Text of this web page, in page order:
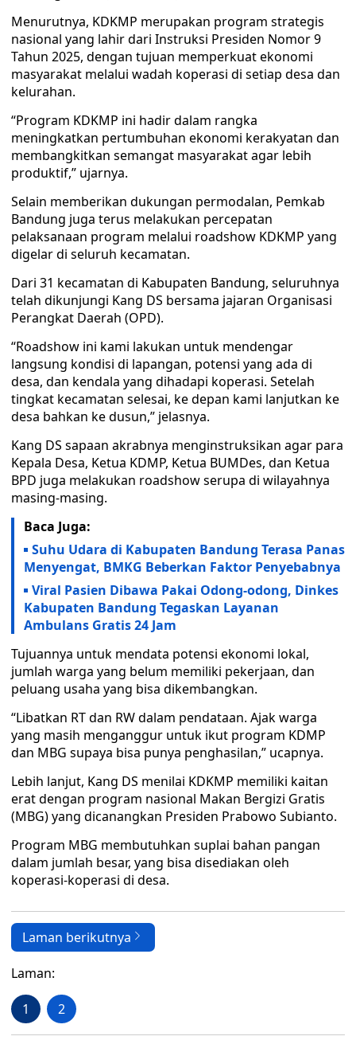
Menurutnya, KDKMP merupakan program strategis
nasional yang lahir dari Instruksi Presiden Nomor 9
Tahun 2025, dengan tujuan memperkuat ekonomi
masyarakat melalui wadah koperasi di setiap desa dan
kelurahan.
“Program KDKMP ini hadir dalam rangka
meningkatkan pertumbuhan ekonomi kerakyatan dan
membangkitkan semangat masyarakat agar lebih
produktif,” ujarnya.
Selain memberikan dukungan permodalan, Pemkab
Bandung juga terus melakukan percepatan
pelaksanaan program melalui roadshow KDKMP yang
digelar di seluruh kecamatan.
Dari 31 kecamatan di Kabupaten Bandung, seluruhnya
telah dikunjungi Kang DS bersama jajaran Organisasi
Perangkat Daerah (OPD).
“Roadshow ini kami lakukan untuk mendengar
langsung kondisi di lapangan, potensi yang ada di
desa, dan kendala yang dihadapi koperasi. Setelah
tingkat kecamatan selesai, ke depan kami lanjutkan ke
desa bahkan ke dusun,” jelasnya.
Kang DS sapaan akrabnya menginstruksikan agar para
Kepala Desa, Ketua KDMP, Ketua BUMDes, dan Ketua
BPD juga melakukan roadshow serupa di wilayahnya
masing-masing.
Baca Juga:
Suhu Udara di Kabupaten Bandung Terasa Panas
Menyengat, BMKG Beberkan Faktor Penyebabnya
Viral Pasien Dibawa Pakai Odong-odong, Dinkes
Kabupaten Bandung Tegaskan Layanan
Ambulans Gratis 24 Jam
Tujuannya untuk mendata potensi ekonomi lokal,
jumlah warga yang belum memiliki pekerjaan, dan
peluang usaha yang bisa dikembangkan.
“Libatkan RT dan RW dalam pendataan. Ajak warga
yang masih menganggur untuk ikut program KDMP
dan MBG supaya bisa punya penghasilan,” ucapnya.
Lebih lanjut, Kang DS menilai KDKMP memiliki kaitan
erat dengan program nasional Makan Bergizi Gratis
(MBG) yang dicanangkan Presiden Prabowo Subianto.
Program MBG membutuhkan suplai bahan pangan
dalam jumlah besar, yang bisa disediakan oleh
koperasi-koperasi di desa.
Laman berikutnya
Laman:
1 2